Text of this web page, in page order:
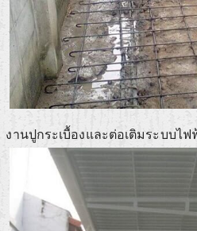
งานปูกระเบื้องและต่อเติมระบบไฟ